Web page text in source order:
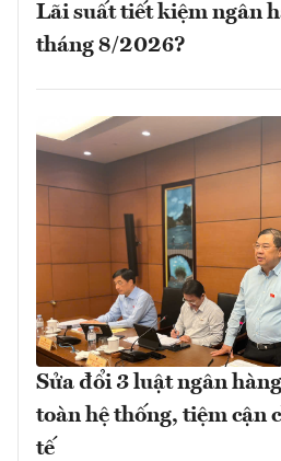
Lãi suất tiết kiệm ngân
tháng 8/2026?
Sửa đổi 3 luật ngân
toàn hệ thống, tiệm cận
tế